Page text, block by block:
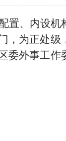
置、内设机
，为正处级
委外事工作